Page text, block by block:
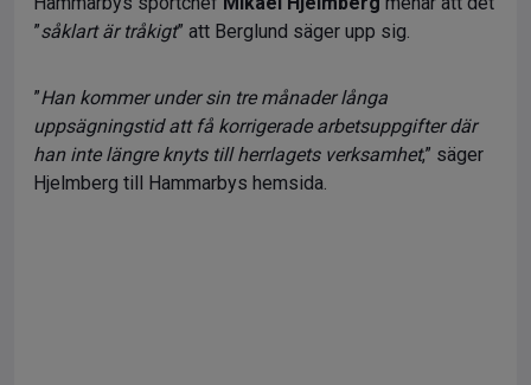
”såklart är tråkigt” att Berglund säger upp sig.
”Han kommer under sin tre månader långa
uppsägningstid att få korrigerade arbetsuppgifter där
han inte längre knyts till herrlagets verksamhet,” säger
Hjelmberg till Hammarbys hemsida.